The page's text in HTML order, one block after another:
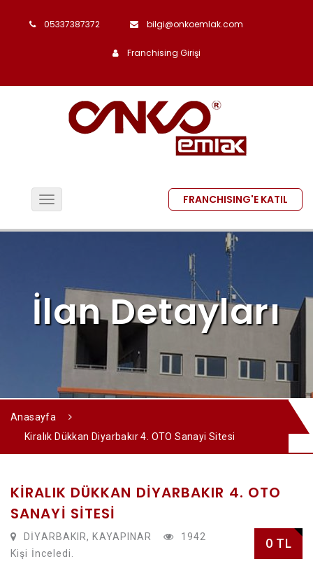
05337387372 bilgi@onkoemlak.com
Franchising Girişi
Toggle
navigation
FRANCHISING'E KATIL
İlan Detayları
Anasayfa
Kiralık Dükkan Diyarbakır 4. OTO Sanayi Sitesi
KIRALIK DÜKKAN DIYARBAKIR 4. OTO
SANAYI SITESI
0 TL
DİYARBAKIR, KAYAPINAR
1942
Kişi İnceledi.